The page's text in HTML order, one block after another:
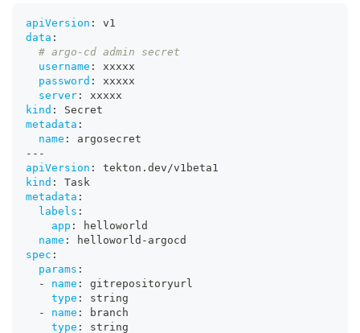
apiVersion :
v1
data :
# argo-cd admin secret
username :
xxxxx
password :
xxxxx
server :
xxxxx
kind :
Secret
metadata :
name :
argosecret
---
apiVersion :
tekton.dev/v1beta1
kind :
Task
metadata :
labels :
app :
helloworld
name : helloworld - argocd
spec :
params :
-
name :
gitrepositoryurl
type :
string
-
name :
branch
type :
string